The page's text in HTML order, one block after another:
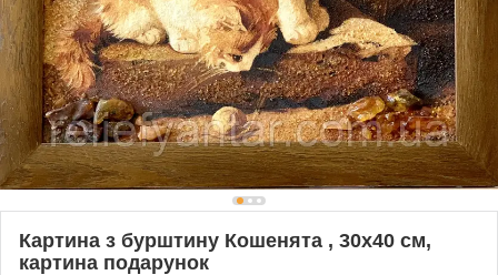
Картина з бурштину Кошенята , 30x40 см,
картина подарунок